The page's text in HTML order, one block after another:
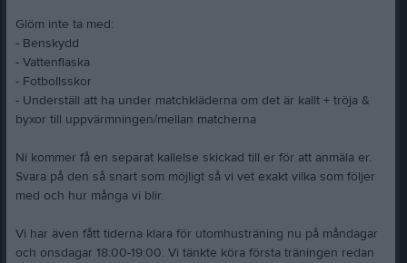
Glöm inte ta med:
- Benskydd
- Vattenflaska
- Fotbollsskor
- Underställ att ha under matchkläderna om det är kallt + tröja &
byxor till uppvärmningen/mellan matcherna
Ni kommer få en separat kallelse skickad till er för att anmäla er.
Svara på den så snart som möjligt så vi vet exakt vilka som följer
med och hur många vi blir.
Vi har även fått tiderna klara för utomhusträning nu på måndagar
och onsdagar 18:00-19:00. Vi tänkte köra första träningen redan